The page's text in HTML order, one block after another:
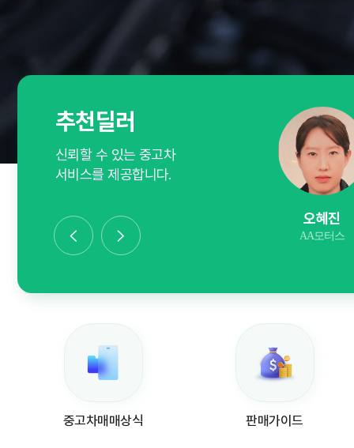
추천딜러
신뢰할 수 있는 중고차
서비스를 제공합니다.
박형찬
대구종합자동차상사
오혜진
AA모터스
중고차매매상식 판매가이드